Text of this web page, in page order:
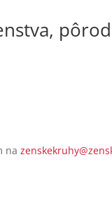
na